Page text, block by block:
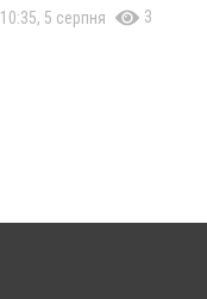
10:35, 5 серпня 3